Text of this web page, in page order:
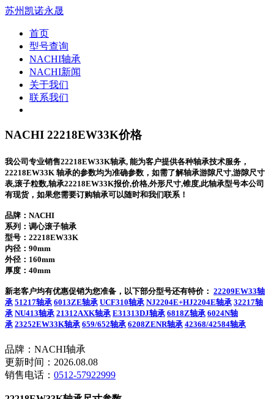
苏州凯诺永晟
首页
型号查询
NACHI轴承
NACHI新闻
关于我们
联系我们
NACHI 22218EW33K价格
我公司专业销售22218EW33K轴承, 能为客户提供各种轴承技术服务，
22218EW33K 轴承的参数均为准确参数，如需了解轴承游隙尺寸,游隙尺寸
表,滚子粒数,轴承22218EW33K报价,价格,外形尺寸,锥度,此轴承型号本公司
有现货，如果您需要订购轴承可以随时和我们联系！
品牌：NACHI
系列：调心滚子轴承
型号： 22218EW33K
内径：90mm
外径：160mm
厚度：40mm
新老客户均有优惠促销为您准备，以下部分型号还有特价： 22209EW33轴
承 51217轴承 6013ZE轴承 UCF310轴承 NJ2204E+HJ2204E轴承 32217轴
承 NU413轴承 21312AXK轴承 E31313DJ轴承 6818Z轴承 6024N轴
承 23252EW33K轴承 659/652轴承 6208ZENR轴承 42368/42584轴承
品牌：NACHI轴承
更新时间：2026.08.08
销售电话： 0512-57922999